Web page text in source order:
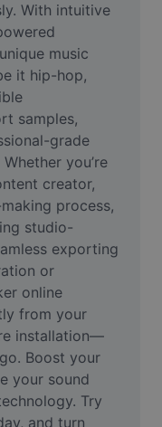
With intuitive
music
it hip-hop,
samples,
grade
you’re
creator,
process,
studio-
exporting
or
online
from your
installation—
Boost your
your sound
Try
and turn